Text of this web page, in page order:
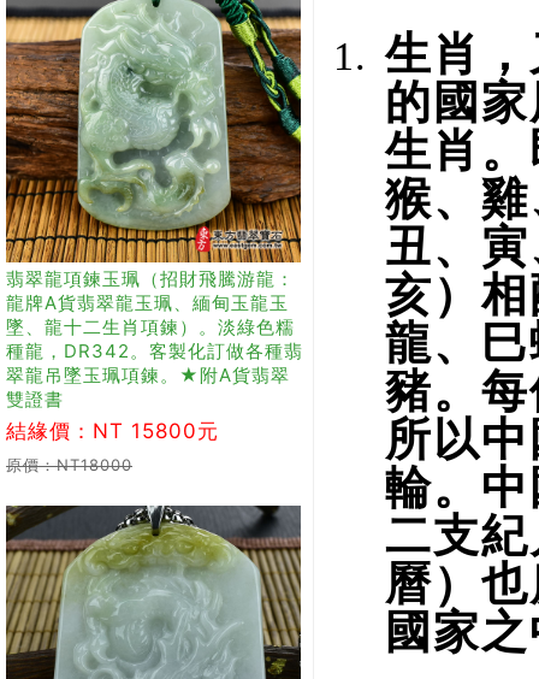
翡翠龍項鍊玉珮（招財飛騰游龍：
龍牌A貨翡翠龍玉珮、緬甸玉龍玉
墜、龍十二生肖項鍊）。淡綠色糯
種龍，DR342。客製化訂做各種翡
翠龍吊墜玉珮項鍊。★附A貨翡翠
雙證書
結緣價：NT 15800元
原價：NT18000
生肖
的國
生肖
猴、
丑、
亥）
龍、
豬。
所以
輪。
二支
曆）
國家